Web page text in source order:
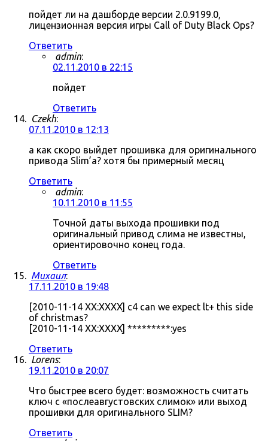
пойдет ли на дашборде версии 2.0.9199.0,
лицензионная версия игры Call of Duty Black Ops?
Ответить
admin:
02.11.2010 в 22:15
пойдет
Ответить
Czekh:
07.11.2010 в 12:13
а как скоро выйдет прошивка для оригинального
привода Slim’а? хотя бы примерный месяц
Ответить
admin:
10.11.2010 в 11:55
Точной даты выхода прошивки под
оригинальный привод слима не известны,
ориентировочно конец года.
Ответить
Михаил:
17.11.2010 в 19:48
[2010-11-14 XX:XXXX] c4 can we expect lt+ this side
of christmas?
[2010-11-14 XX:XXXX] *********:yes
Ответить
Lorens:
19.11.2010 в 20:07
Что быстрее всего будет: возможность считать
ключ с «послеавгустовских слимок» или выход
прошивки для оригинального SLIM?
Ответить